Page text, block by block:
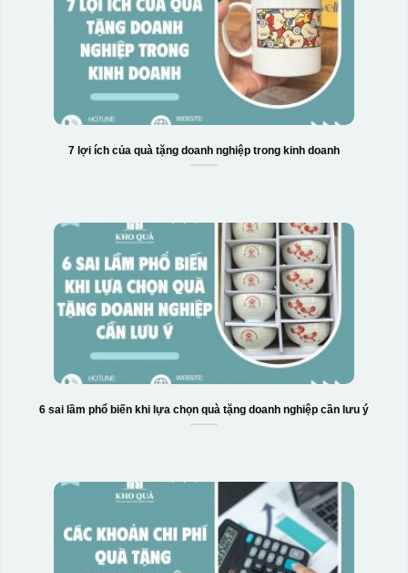
7 lợi ích của quà tặng doanh nghiệp trong kinh doanh
6 sai lầm phổ biến khi lựa chọn quà tặng doanh nghiệp cần lưu ý